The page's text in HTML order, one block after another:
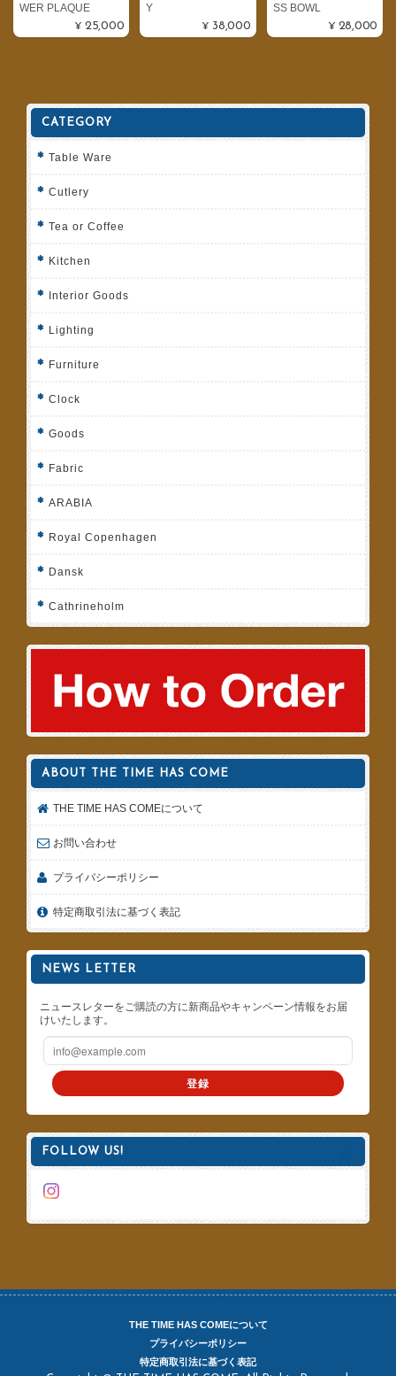
WER PLAQUE
¥25,000
Y
¥38,000
SS BOWL
¥28,000
CATEGORY
Table Ware
Cutlery
Tea or Coffee
Kitchen
Interior Goods
Lighting
Furniture
Clock
Goods
Fabric
ARABIA
Royal Copenhagen
Dansk
Cathrineholm
ABOUT THE TIME HAS COME
THE TIME HAS COMEについて
お問い合わせ
プライバシーポリシー
特定商取引法に基づく表記
NEWS LETTER
ニュースレターをご購読の方に新商品やキャンペーン情報をお届
けいたします。
登録
FOLLOW US!
THE TIME HAS COMEについて
プライバシーポリシー
特定商取引法に基づく表記